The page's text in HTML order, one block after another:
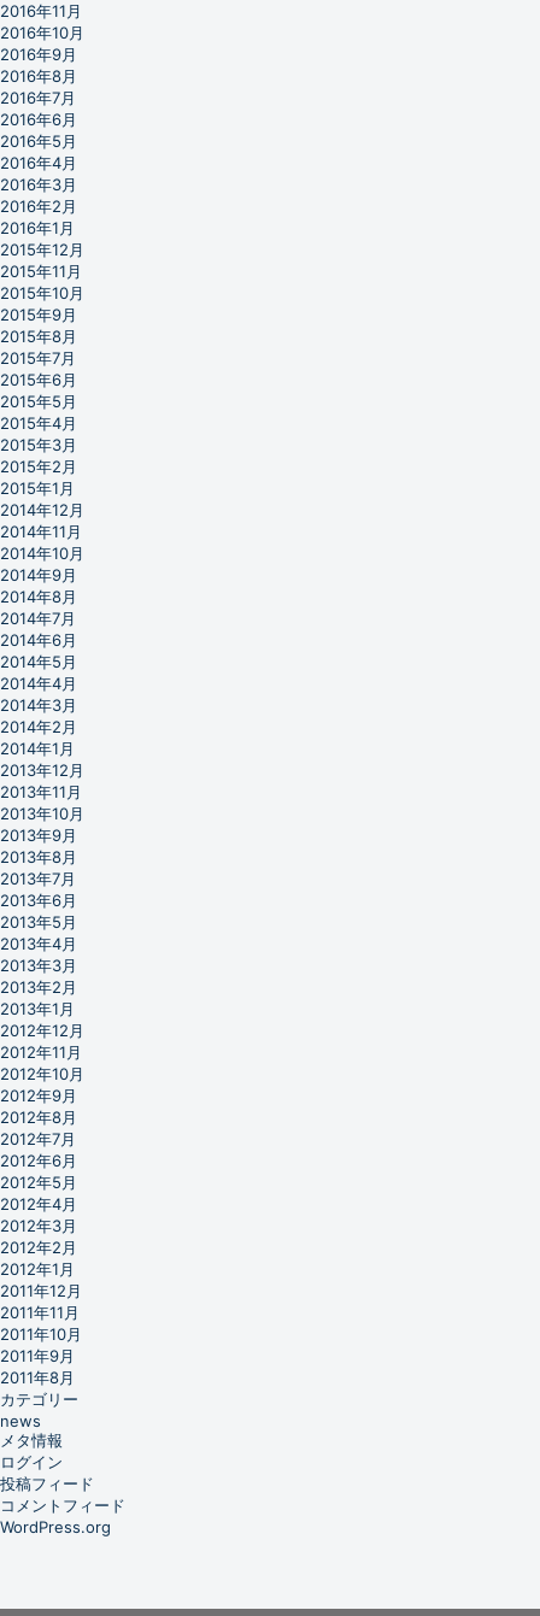
2016年11月
2016年10月
2016年9月
2016年8月
2016年7月
2016年6月
2016年5月
2016年4月
2016年3月
2016年2月
2016年1月
2015年12月
2015年11月
2015年10月
2015年9月
2015年8月
2015年7月
2015年6月
2015年5月
2015年4月
2015年3月
2015年2月
2015年1月
2014年12月
2014年11月
2014年10月
2014年9月
2014年8月
2014年7月
2014年6月
2014年5月
2014年4月
2014年3月
2014年2月
2014年1月
2013年12月
2013年11月
2013年10月
2013年9月
2013年8月
2013年7月
2013年6月
2013年5月
2013年4月
2013年3月
2013年2月
2013年1月
2012年12月
2012年11月
2012年10月
2012年9月
2012年8月
2012年7月
2012年6月
2012年5月
2012年4月
2012年3月
2012年2月
2012年1月
2011年12月
2011年11月
2011年10月
2011年9月
2011年8月
カテゴリー
news
メタ情報
ログイン
投稿フィード
コメントフィード
WordPress.org